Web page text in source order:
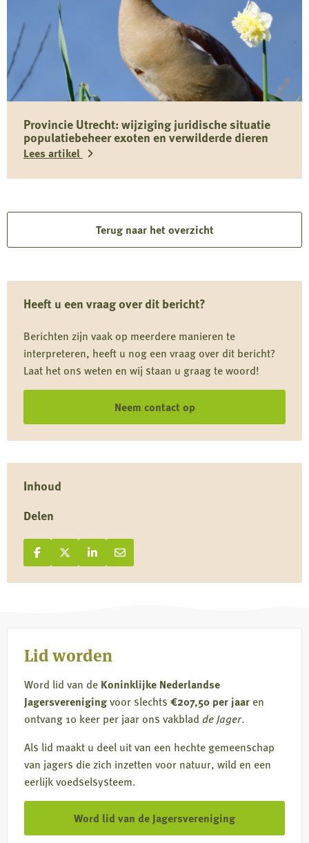
Heeft u een vraag over dit bericht?
Berichten zijn vaak op meerdere manieren te
interpreteren, heeft u nog een vraag over dit bericht?
Laat het ons weten en wij staan u graag te woord!
Neem contact op
Inhoud
Delen
Deel op Facebook
Deel
op
Deel op X
Deel
op
Deel op LinkedIn
Deel
op
Deel via e-mail
Deel
via
over
Belangrijke
informatie
over
Toxocara
(canis)
wilde
zwijnen
Provincie Utrecht: wijziging juridische situatie
populatiebeheer exoten en verwilderde dieren
Lees artikel
Provincie
wijziging
juridische
populatiebeheer
exoten
dieren
Terug naar het overzicht
Lid worden
Word lid van de Koninklijke Nederlandse
Jagersverenigingvoor slechts €207,50 per jaar en
ontvang 10 keer per jaar ons vakblad de Jager.
Als lid maakt u deel uit van een hechte gemeenschap
van jagers die zich inzetten voor natuur, wild en een
eerlijk voedselsysteem.
Word lid van de Jagersvereniging